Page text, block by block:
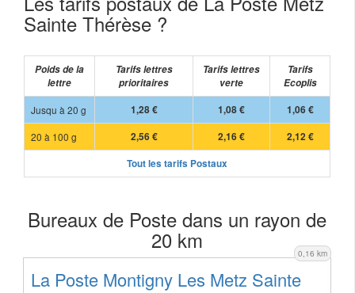
Sainte Thérèse ?
Poids de la
lettre
Tarifs lettres
prioritaires
Tarifs lettres
verte
Tarifs
Ecoplis
Jusqu à 20 g
1,28 € 1,08 €
1,06 €
20 à 100 g
2,56 € 2,16 €
2,12 €
Tout les tarifs Postaux
Bureaux de Poste dans un rayon de
20 km 0,16 km
La Poste Montigny Les Metz Sainte